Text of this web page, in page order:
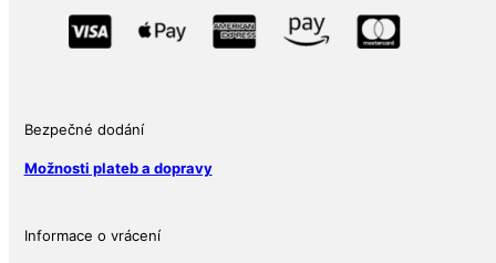
ražba
666
Bezpečné dodání
Možnosti plateb a dopravy
Informace o vrácení